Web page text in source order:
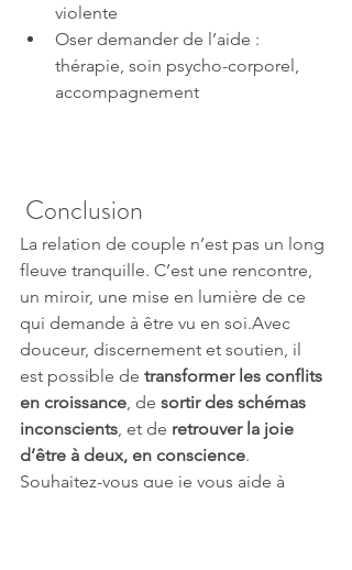
violente
Oser demander de l’aide :
thérapie, soin psycho-corporel,
accompagnement
Conclusion
La relation de couple n’est pas un long
fleuve tranquille. C’est une rencontre,
un miroir, une mise en lumière de ce
qui demande à être vu en soi.Avec
douceur, discernement et soutien, il
est possible de transformer les conflits
en croissance, de sortir des schémas
inconscients, et de retrouver la joie
d’être à deux, en conscience.
Souhaitez-vous que je vous aide à